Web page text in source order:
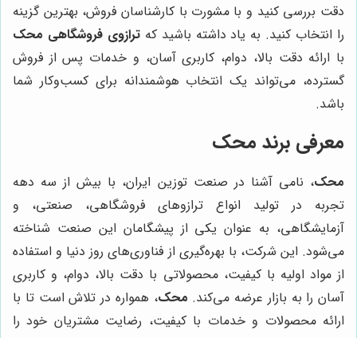
دقت بررسی کنید و با مشورت با کارشناسان فروش، بهترین گزینه
را انتخاب کنید. به یاد داشته باشید کهترازوی فروشگاهی محک
با ارائه دقت بالا، دوام، کاربری آسان، و خدمات پس از فروش
گسترده، می‌تواند یک انتخاب هوشمندانه برای کسب‌وکار شما
باشد.
معرفی برند محک
محک، نامی آشنا در صنعت توزین ایران، با بیش از سه دهه
تجربه در تولید انواع ترازوهای فروشگاهی، صنعتی، و
آزمایشگاهی، به عنوان یکی از پیشگامان این صنعت شناخته
می‌شود. این شرکت، با بهره‌گیری از فناوری‌های روز دنیا و استفاده
از مواد اولیه با کیفیت، محصولاتی با دقت بالا، دوام، و کاربری
آسان را به بازار عرضه می‌کند. محک، همواره در تلاش است تا با
ارائه محصولات و خدمات با کیفیت، رضایت مشتریان خود را